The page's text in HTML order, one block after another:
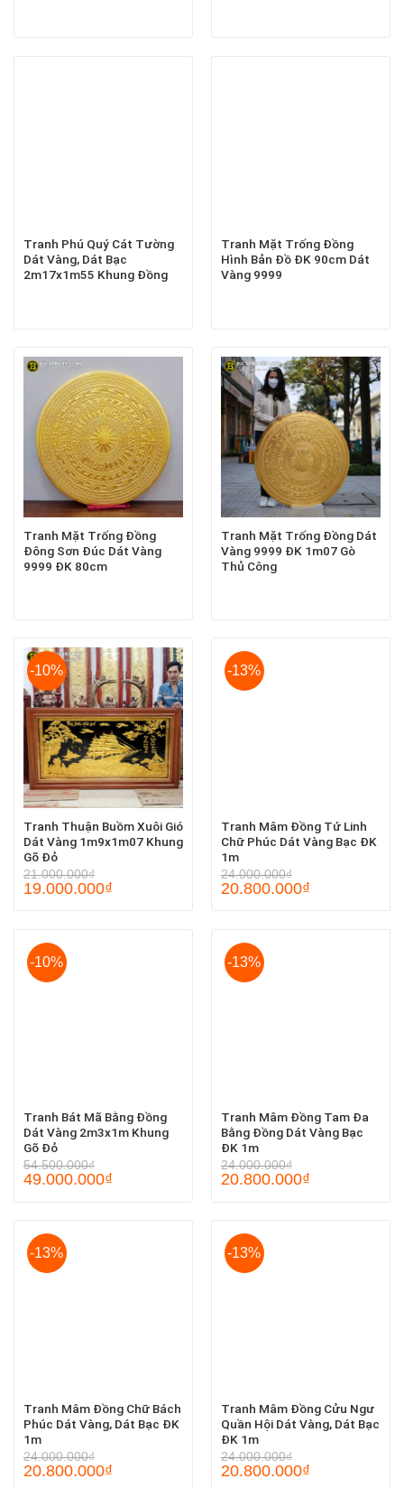
Tranh Phú Quý Cát Tường
Dát Vàng, Dát Bạc
2m17x1m55 Khung Đồng
Tranh Mặt Trống Đồng
Hình Bản Đồ ĐK 90cm Dát
Vàng 9999
Tranh Mặt Trống Đồng
Đông Sơn Đúc Dát Vàng
9999 ĐK 80cm
Tranh Mặt Trống Đồng Dát
Vàng 9999 ĐK 1m07 Gò
Thủ Công
-10%
Tranh Thuận Buồm Xuôi Gió
Dát Vàng 1m9x1m07 Khung
Gõ Đỏ
21.000.000₫
19.000.000₫
-13%
Tranh Mâm Đồng Tứ Linh
Chữ Phúc Dát Vàng Bạc ĐK
1m
24.000.000₫
20.800.000₫
-10%
Tranh Bát Mã Bằng Đồng
Dát Vàng 2m3x1m Khung
Gõ Đỏ
54.500.000₫
49.000.000₫
-13%
Tranh Mâm Đồng Tam Đa
Bằng Đồng Dát Vàng Bạc
ĐK 1m
24.000.000₫
20.800.000₫
-13%
Tranh Mâm Đồng Chữ Bách
Phúc Dát Vàng, Dát Bạc ĐK
1m
24.000.000₫
20.800.000₫
-13%
Tranh Mâm Đồng Cửu Ngư
Quần Hội Dát Vàng, Dát Bạc
ĐK 1m
24.000.000₫
20.800.000₫